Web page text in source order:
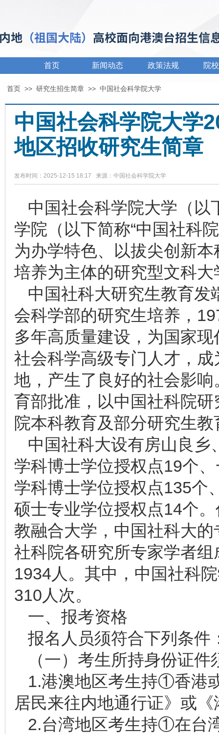
首页 新闻动态 政策法规 院
首页 >> 研究生招生简章 >> 中国社会科学院大学
中国社会科学院大学
地区招收研究生简章
发布时间：2025-12-15 18:17 来源：中国社会科学院大学
中国社会科学院大学（以
学院（以下简称“中国社科
为办学特色、以拔尖创新
培养为主体的研究型文科大
中国社科大研究生教育
会科学部的研究生培养，
多年高质量建设，为国家
社会科学高级专门人才，
地，产生了良好的社会影
育部批准，以中国社科院
院本科教育及部分研究生
中国社科大设有房山良
学科博士学位授权点19个
学科博士学位授权点135个
硕士专业学位授权点14个
教融合大学，中国社科大
社科院各研究所专家学者
1934人。其中，中国社科
310人次。
一、报考资格
报名人员须符合下列条件
（一）考生所持身份证
1.港澳地区考生持①香港
居民来往内地通行证》或
2.台湾地区考生持①在台